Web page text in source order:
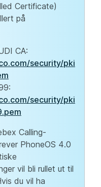
Certificate)
på
CA:
security/pki
security/pki
Calling-
PhoneOS 4.0
vil bli rullet ut til
du vil ha